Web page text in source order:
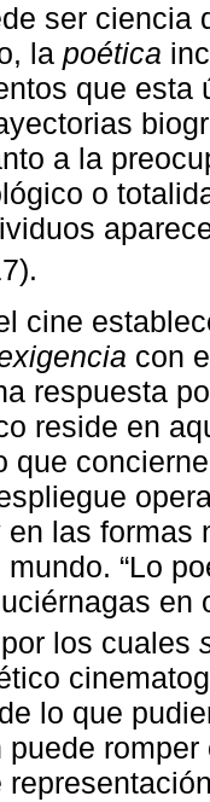
ser ciencia
la poética
que esta
a la
o
cine
con
respuesta
reside en
que
las formas
“Lo
en
los cuales
lo que
puede